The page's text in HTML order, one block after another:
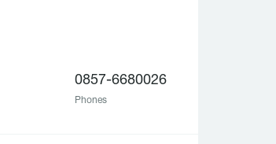
0857-6680026
Phones